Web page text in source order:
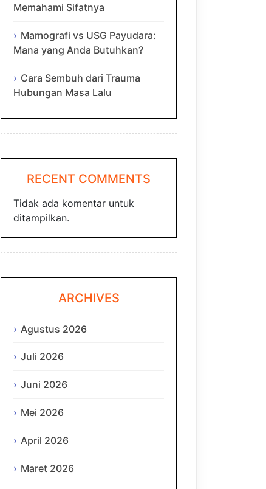
Memahami Sifatnya
Mamografi vs USG Payudara:
Mana yang Anda Butuhkan?
Cara Sembuh dari Trauma
Hubungan Masa Lalu
RECENT COMMENTS
Tidak ada komentar untuk
ditampilkan.
ARCHIVES
Agustus 2026
Juli 2026
Juni 2026
Mei 2026
April 2026
Maret 2026